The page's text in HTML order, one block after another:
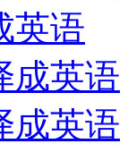
英语
成英语
成英语